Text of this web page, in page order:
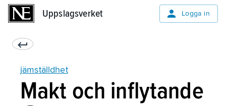
Uppslagsverket Logga in
jämställdhet
Makt och inflytande